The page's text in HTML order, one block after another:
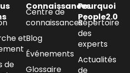
et
de
Connaissances
Centre de
connaissances
Blog
Événements
Glossaire
Pourquoi
People2.0
Répertoire
des
experts
Actualités
de